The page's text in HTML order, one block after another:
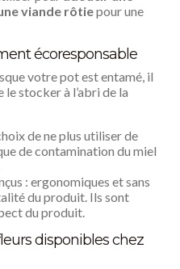
viande rôtiepour une
écoresponsable
votre pot est entamé, il
stocker à l’abri de la
de ne plus utiliser de
de contamination du miel
: ergonomiques et sans
du produit. Ils sont
du produit.
disponibles chez